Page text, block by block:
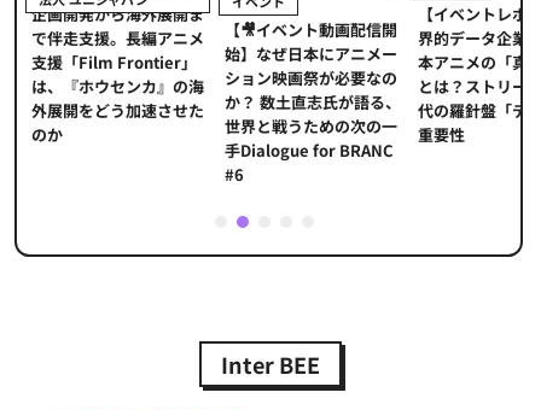
企画開発から海外展開ま
で伴走支援。長編アニメ
支援「Film Frontier」
は、『ホウセンカ』の海
外展開をどう加速させた
のか
【🎥イベント動画配信開
始】なぜ日本にアニメー
ション映画祭が必要なの
か？ 数土直志氏が語る、
世界と戦うための次の一
手Dialogue for BRANC
#6
【イベントレポ
界的データ企業
本アニメの「真
とは？ストリー
代の羅針盤「デ
重要性
2
Inter BEE